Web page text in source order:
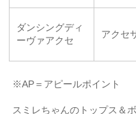
ダンシングディ
ーヴァアクセ
アクセ
※AP＝アピールポイント
スミレちゃんのトップス＆